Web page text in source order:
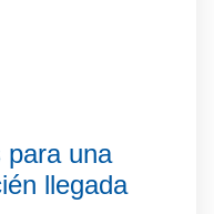
para una
llegada